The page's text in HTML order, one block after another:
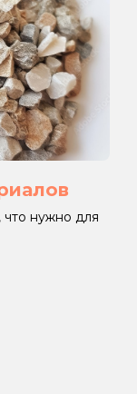
нужно для